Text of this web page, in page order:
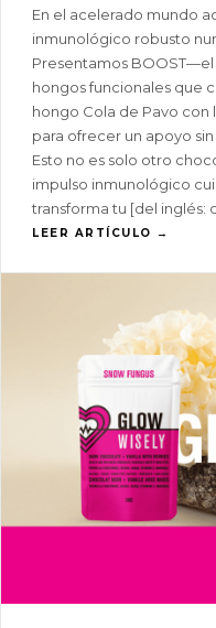
En el acelerado mundo
inmunológico robusto
Presentamos
hongos funcionales que
hongo Cola de Pavo
para ofrecer un apoyo
Esto no es solo otro
impulso inmunológico
transforma tu [del inglés:
LEER ARTÍCULO →